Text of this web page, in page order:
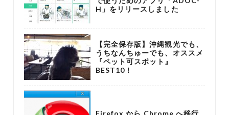
H」をリリースしました
【完全保存版】沖縄観光でも、
うちなんちゅーでも、オススメ
『ペット可スポット』
BEST10！
Firefox から Chrome へ移行